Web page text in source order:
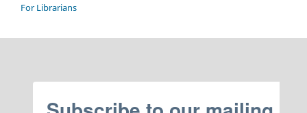
For Librarians